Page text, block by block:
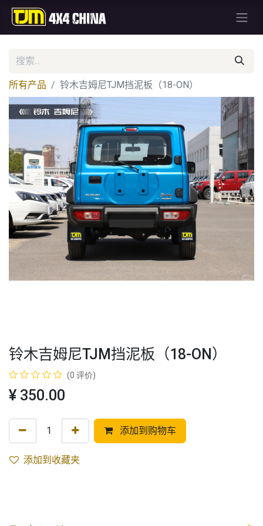
所有产品 铃木吉姆尼TJM挡泥板（18-ON）
铃木吉姆尼TJM挡泥板（18-ON）
(0 评价)
¥ 350.00
添加到购物车
添加到收藏夹